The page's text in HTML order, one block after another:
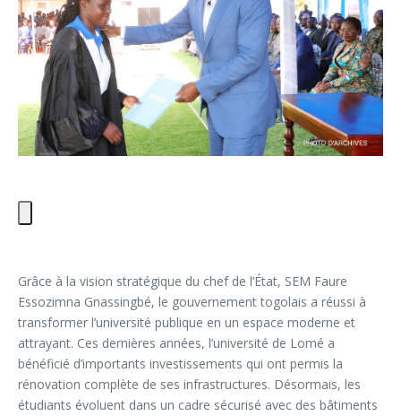
Grâce à la vision stratégique du chef de l’État, SEM Faure
Essozimna Gnassingbé, le gouvernement togolais a réussi à
transformer l’université publique en un espace moderne et
attrayant. Ces dernières années, l’université de Lomé a
bénéficié d’importants investissements qui ont permis la
rénovation complète de ses infrastructures. Désormais, les
étudiants évoluent dans un cadre sécurisé avec des bâtiments